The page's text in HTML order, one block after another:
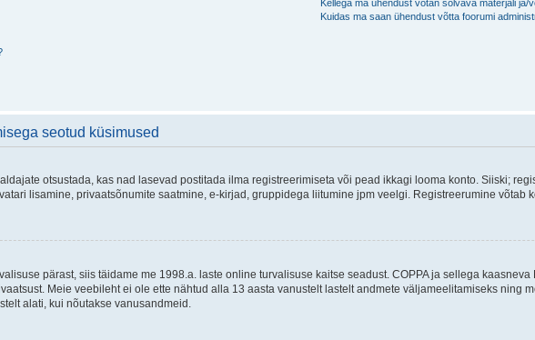
Kellega ma ühendust võtan solvava materjali ja/
Kuidas ma saan ühendust võtta foorumi
seotud küsimused
otsustada, kas nad lasevad postitada ilma registreerimiseta või pead ikkagi looma konto. Siiski;
lisamine, privaatsõnumite saatmine, e-kirjad, gruppidega liitumine jpm veelgi. Registreerumine võtab
pärast, siis täidame me 1998.a. laste online turvalisuse kaitse seadust. COPPA ja sellega
Meie veebileht ei ole ette nähtud alla 13 aasta vanustelt lastelt andmete väljameelitamiseks ning
alati, kui nõutakse vanusandmeid.